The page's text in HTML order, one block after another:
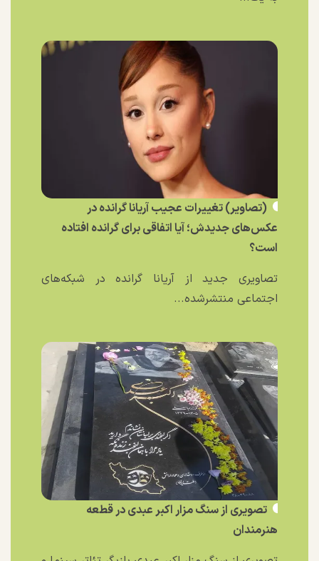
(تصاویر) تغییرات عجیب آریانا گرانده در
عکس‌های جدیدش؛ آیا اتفاقی برای گرانده افتاده
است؟
تصاویری جدید از آریانا گرانده در شبکه‌های
اجتماعی منتشرشده...
تصویری از سنگ مزار اکبر عبدی در قطعه
هنرمندان